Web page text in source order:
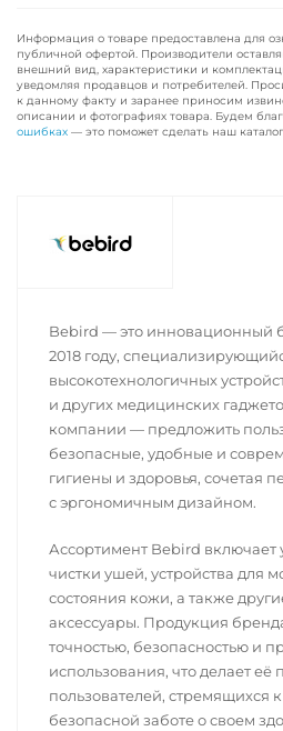
Информация о товаре предоставлена для
публичной офертой. Производители
внешний вид, характеристики и
уведомляя продавцов и потребителей.
к данному факту и заранее приносим
описании и фотографиях товара. Будем
ошибках — это поможет сделать наш
Bebird — это инновационный
2018 году,
высокотехнологичных
и других медицинских
компании — предложить
безопасные, удобные и
гигиены и здоровья, сочетая
с эргономичным дизайном.
Ассортимент Bebird
чистки ушей, устройства для
состояния кожи, а также
аксессуары. Продукция
точностью, безопасностью и
использования, что делает её
пользователей, стремящихся
безопасной заботе о своем